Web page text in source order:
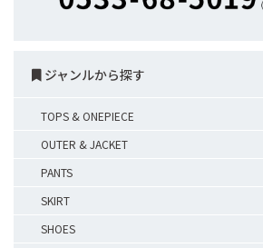
ジャンルから探す
TOPS & ONEPIECE
OUTER & JACKET
PANTS
SKIRT
SHOES